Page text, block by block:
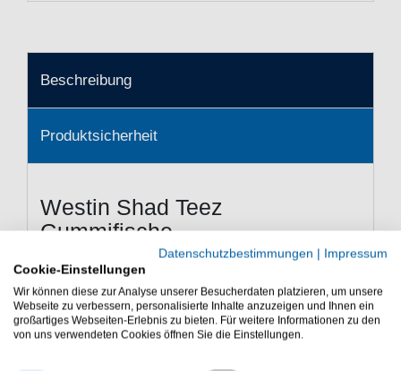
Beschreibung
Produktsicherheit
Westin Shad Teez
Gummifische
Ein Westin Gummifisch für
verschiedene Raubfische
Westin Shad Teez - Der Westin Shad Teez ist ein
Gummifisch mit sehr vielen Details. Der Gummiköder ist
sehr hockrückig und hat eine großen Schaufelschwanz,
Datenschutzbestimmungen | Impressum
Cookie-Einstellungen
Wir können diese zur Analyse unserer Besucherdaten platzieren, um unsere
Webseite zu verbessern, personalisierte Inhalte anzuzeigen und Ihnen ein
großartiges Webseiten-Erlebnis zu bieten. Für weitere Informationen zu den
von uns verwendeten Cookies öffnen Sie die Einstellungen.